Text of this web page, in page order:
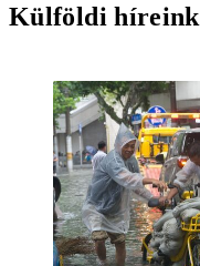
Külföldi híreink